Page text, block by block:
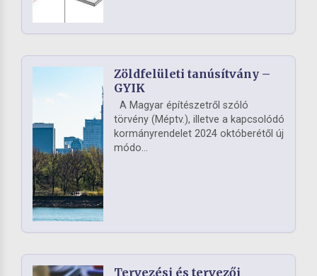
Zöldfelületi tanúsítvány –
GYIK
A Magyar építészetről szóló
törvény (Méptv.), illetve a kapcsolódó
kormányrendelet 2024 októberétől új
módo...
Tervezési és tervezői